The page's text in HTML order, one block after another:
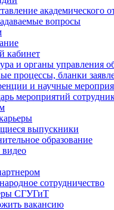
академического
вопросы
кабинет
и органы управления
процессы, бланки
и научные
мероприятий
выпускники
образование
сотрудничество
СГУГиТ
вакансию